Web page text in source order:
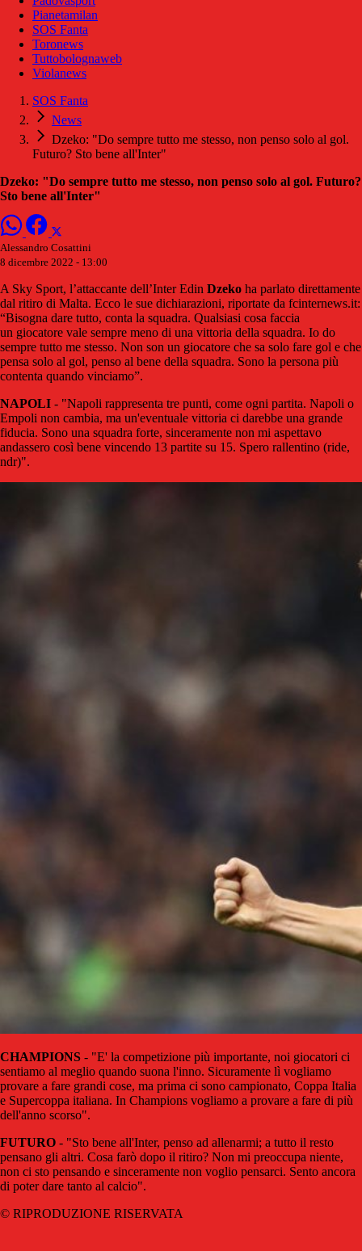
Pianetamilan
SOS Fanta
Toronews
Tuttobolognaweb
Violanews
SOS Fanta
News
Dzeko: "Do sempre tutto me stesso, non penso solo al gol.
Futuro? Sto bene all'Inter"
Dzeko: "Do sempre tutto me stesso, non penso solo al gol. Futuro?
Sto bene all'Inter"
Alessandro Cosattini
8 dicembre 2022 - 13:00
A Sky Sport, l’attaccante dell’Inter Edin Dzeko ha parlato direttamente
dal ritiro di Malta. Ecco le sue dichiarazioni, riportate da fcinternews.it:
“Bisogna dare tutto, conta la squadra. Qualsiasi cosa faccia
un giocatore vale sempre meno di una vittoria della squadra. Io do
sempre tutto me stesso. Non son un giocatore che sa solo fare gol e che
pensa solo al gol, penso al bene della squadra. Sono la persona più
contenta quando vinciamo”.
NAPOLI - "Napoli rappresenta tre punti, come ogni partita. Napoli o
Empoli non cambia, ma un'eventuale vittoria ci darebbe una grande
fiducia. Sono una squadra forte, sinceramente non mi aspettavo
andassero così bene vincendo 13 partite su 15. Spero rallentino (ride,
ndr)".
CHAMPIONS - "E' la competizione più importante, noi giocatori ci
sentiamo al meglio quando suona l'inno. Sicuramente lì vogliamo
provare a fare grandi cose, ma prima ci sono campionato, Coppa Italia
e Supercoppa italiana. In Champions vogliamo a provare a fare di più
dell'anno scorso".
FUTURO - "Sto bene all'Inter, penso ad allenarmi; a tutto il resto
pensano gli altri. Cosa farò dopo il ritiro? Non mi preoccupa niente,
non ci sto pensando e sinceramente non voglio pensarci. Sento ancora
di poter dare tanto al calcio".
© RIPRODUZIONE RISERVATA